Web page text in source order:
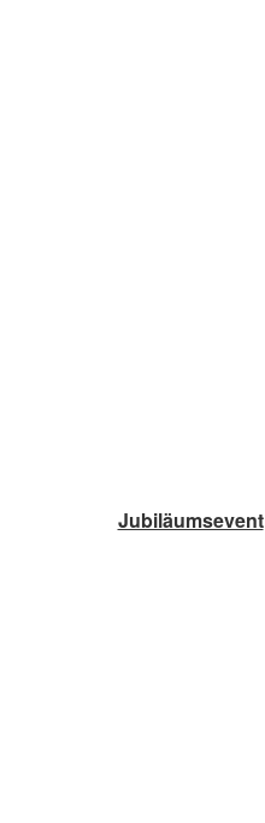
Jubiläumsevent